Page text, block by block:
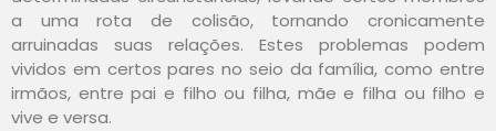
a uma rota de colisão, tornando cronicamente
arruinadas suas relações. Estes problemas podem
vividos em certos pares no seio da família, como entre
irmãos, entre pai e filho ou filha, mãe e filha ou filho e
vive e versa.